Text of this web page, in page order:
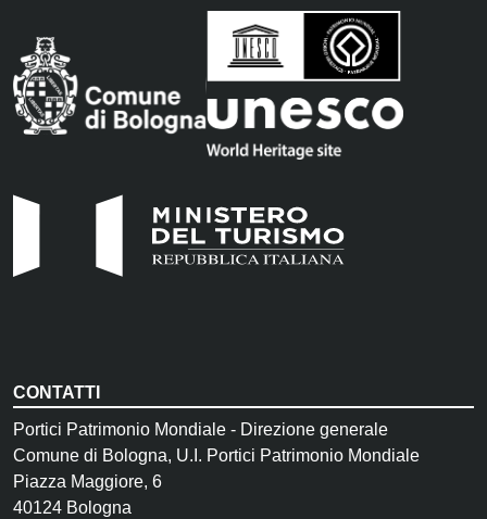
CONTATTI
Portici Patrimonio Mondiale - Direzione generale
Comune di Bologna, U.I. Portici Patrimonio Mondiale
Piazza Maggiore, 6
40124 Bologna